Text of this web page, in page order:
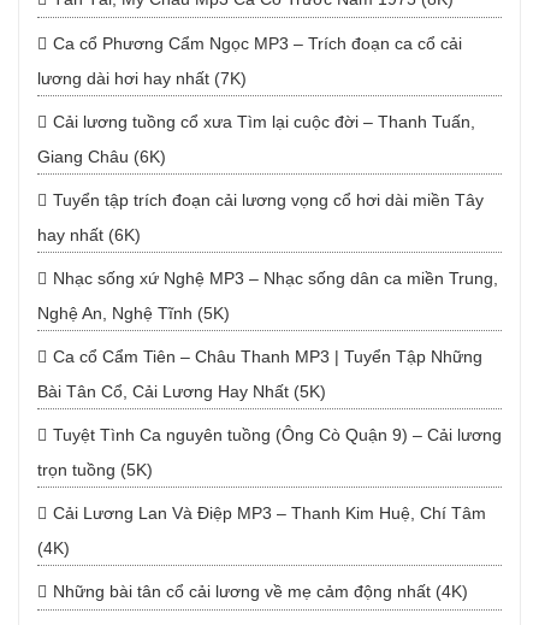
Ca cổ Phương Cẩm Ngọc MP3 – Trích đoạn ca cổ cải
lương dài hơi hay nhất (7K)
Cải lương tuồng cổ xưa Tìm lại cuộc đời – Thanh Tuấn,
Giang Châu (6K)
Tuyển tập trích đoạn cải lương vọng cổ hơi dài miền Tây
hay nhất (6K)
Nhạc sống xứ Nghệ MP3 – Nhạc sống dân ca miền Trung,
Nghệ An, Nghệ Tĩnh (5K)
Ca cổ Cẩm Tiên – Châu Thanh MP3 | Tuyển Tập Những
Bài Tân Cổ, Cải Lương Hay Nhất (5K)
Tuyệt Tình Ca nguyên tuồng (Ông Cò Quận 9) – Cải lương
trọn tuồng (5K)
Cải Lương Lan Và Điệp MP3 – Thanh Kim Huệ, Chí Tâm
(4K)
Những bài tân cổ cải lương về mẹ cảm động nhất (4K)